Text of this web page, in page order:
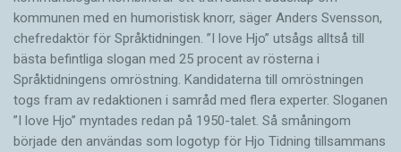
kommunen med en humoristisk knorr, säger Anders Svensson,
chefredaktör för Språktidningen. ”I love Hjo” utsågs alltså till
bästa befintliga slogan med 25 procent av rösterna i
Språktidningens omröstning. Kandidaterna till omröstningen
togs fram av redaktionen i samråd med flera experter. Sloganen
”I love Hjo” myntades redan på 1950-talet. Så småningom
började den användas som logotyp för Hjo Tidning tillsammans